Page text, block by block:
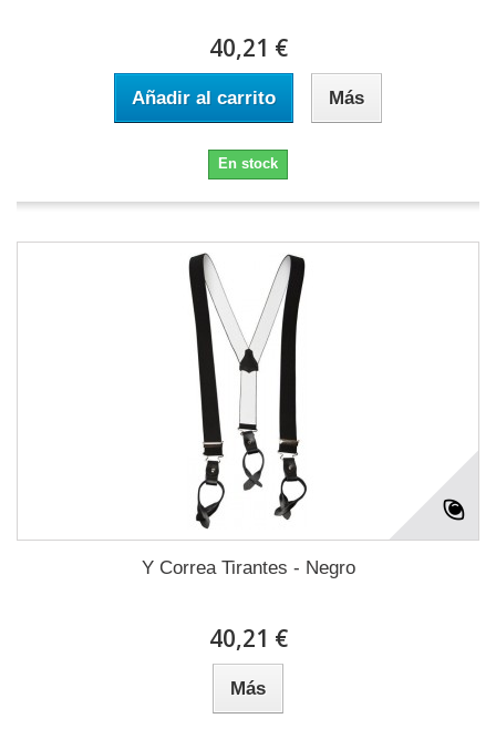
40,21 €
Añadir al carrito Más
En stock
Y Correa Tirantes - Negro
40,21 €
Más